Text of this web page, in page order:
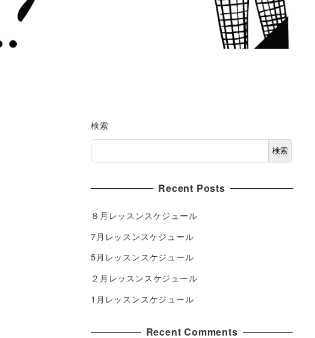
検索
検索
Recent Posts
８月レッスンスケジュール
7月レッスンスケジュール
5月レッスンスケジュール
２月レッスンスケジュール
1月レッスンスケジュール
Recent Comments